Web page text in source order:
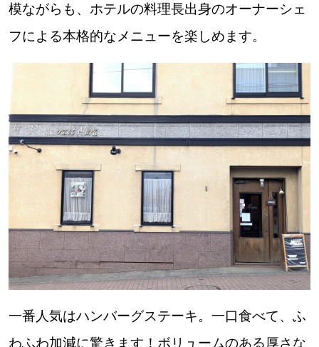
パートナーメディア
運営会社 広告掲載
情報提供・お問い合わせ
プライバシーポリシー
閉じる
模ながらも、ホテルの料理長出身のオーナーシェ
フによる本格的なメニューを楽しめます。
一番人気はハンバーグステーキ。一口食べて、ふ
わふわ加減に驚きます！ボリュームのある厚さな